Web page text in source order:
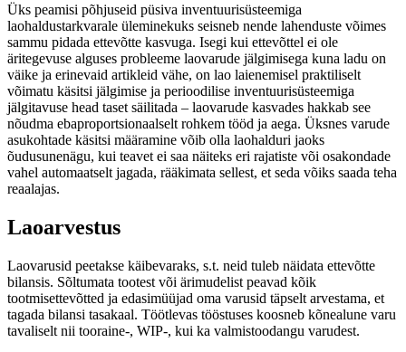
Üks peamisi põhjuseid püsiva inventuurisüsteemiga
laohaldustarkvarale üleminekuks seisneb nende lahenduste võimes
sammu pidada ettevõtte kasvuga. Isegi kui ettevõttel ei ole
äritegevuse alguses probleeme laovarude jälgimisega kuna ladu on
väike ja erinevaid artikleid vähe, on lao laienemisel praktiliselt
võimatu käsitsi jälgimise ja perioodilise inventuurisüsteemiga
jälgitavuse head taset säilitada – laovarude kasvades hakkab see
nõudma ebaproportsionaalselt rohkem tööd ja aega. Üksnes varude
asukohtade käsitsi määramine võib olla laohalduri jaoks
õudusunenägu, kui teavet ei saa näiteks eri rajatiste või osakondade
vahel automaatselt jagada, rääkimata sellest, et seda võiks saada teha
reaalajas.
Laoarvestus
Laovarusid peetakse käibevaraks, s.t. neid tuleb näidata ettevõtte
bilansis. Sõltumata tootest või ärimudelist peavad kõik
tootmisettevõtted ja edasimüüjad oma varusid täpselt arvestama, et
tagada bilansi tasakaal. Töötlevas tööstuses koosneb kõnealune varu
tavaliselt nii tooraine-, WIP-, kui ka valmistoodangu varudest.